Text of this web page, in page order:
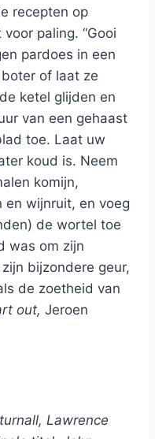
recepten op
paling. “Gooi
pardoes in een
of laat ze
ketel glijden en
van een gehaast
toe. Laat uw
koud is. Neem
komijn,
en wijnruit, en voeg
de wortel toe
was om zijn
bijzondere geur,
de zoetheid van
out, Jeroen
Lawrence